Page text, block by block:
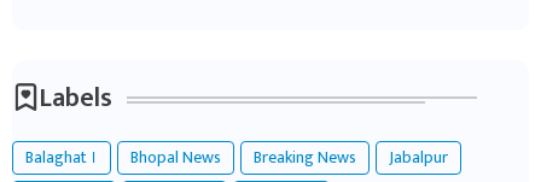
Labels
Balaghat । Bhopal News Breaking News
Jabalpur